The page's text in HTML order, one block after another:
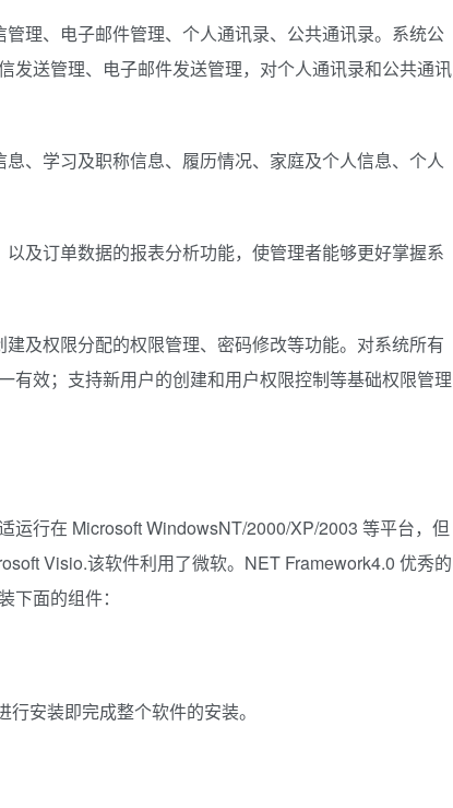
、电子邮件管理、个人通讯录、公共通讯录。系统公
发送管理、电子邮件发送管理，对个人通讯录和公共通讯
学习及职称信息、履历情况、家庭及个人信息、个人
订单数据的报表分析功能，使管理者能够更好掌握系
权限分配的权限管理、密码修改等功能。对系统所有
有效；支持新用户的创建和用户权限控制等基础权限管理
行在 Microsoft WindowsNT/2000/XP/2003 等平台，但
Visio.该软件利用了微软。NET Framework4.0 优秀的
面的组件：
安装即完成整个软件的安装。